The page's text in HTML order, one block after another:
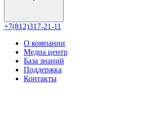
+7(812)317-21-11
О компании
Медиа центр
База знаний
Поддержка
Контакты